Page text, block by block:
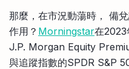
那麼，在市況動蕩時， 備
作用？ Morningstar在2023
J.P. Morgan Equity
與追蹤指數的SPDR S&P